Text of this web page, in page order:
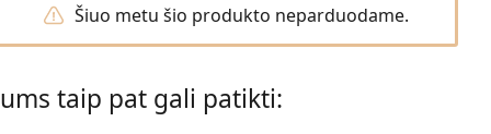
Šiuo metu šio produkto neparduodame.
taip pat gali patikti: